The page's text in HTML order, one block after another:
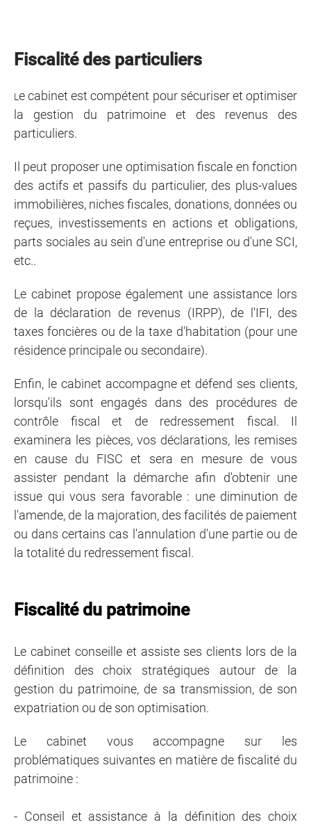
Fiscalité des particuliers
L e cabinet est compétent pour sécuriser et optimiser
la gestion du patrimoine et des revenus des
particuliers.
Il peut proposer une optimisation fiscale en fonction
des actifs et passifs du particulier, des plus-values
immobilières, niches fiscales, donations, données ou
reçues, investissements en actions et obligations,
parts sociales au sein d'une entreprise ou d'une SCI,
etc..
Le cabinet propose également une assistance lors
de la déclaration de revenus (IRPP), de l'IFI, des
taxes foncières ou de la taxe d'habitation (pour une
résidence principale ou secondaire).
​​​​​​​Enfin, le cabinet accompagne et défend ses clients,
lorsqu'ils sont engagés dans des procédures de
contrôle fiscal et de redressement fiscal. Il
examinera les pièces, vos déclarations, les remises
en cause du FISC et sera en mesure de vous
assister pendant la démarche afin d'obtenir une
issue qui vous sera favorable : une diminution de
l'amende, de la majoration, des facilités de paiement
ou dans certains cas l'annulation d'une partie ou de
la totalité du redressement fiscal.
Fiscalité du patrimoine
Le cabinet conseille et assiste ses clients lors de la
définition des choix stratégiques autour de la
gestion du patrimoine, de sa transmission, de son
expatriation ou de son optimisation.
Le cabinet vous accompagne sur les
problématiques suivantes en matière de fiscalité du
patrimoine :
- Conseil et assistance à la définition des choix